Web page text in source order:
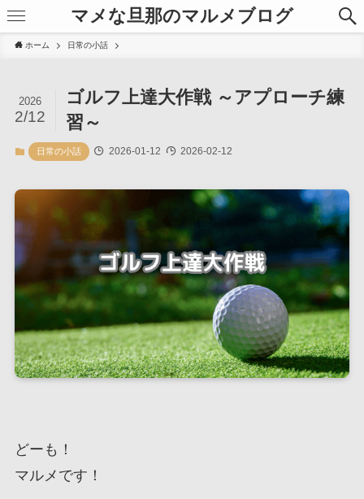
マメな旦那のマルメブログ
ホーム 日常の小話
ゴルフ上達大作戦 ～アプローチ練
習～
2026
2/12
日常の小話 2026-01-12 2026-02-12
どーも！
マルメです！